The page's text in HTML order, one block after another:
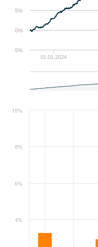
01.01.2024
-5%
0%
5%
4%
6%
8%
10%